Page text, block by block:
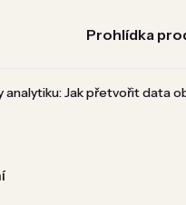
Prohlídka
analytiku: Jak přetvořit data